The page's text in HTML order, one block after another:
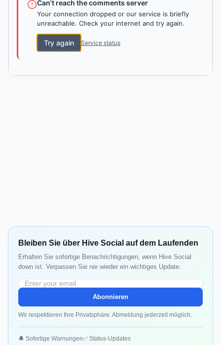
Can't reach the comments server
Your connection dropped or our service is briefly
unreachable. Check your internet and try again.
Try again Service status
Bleiben Sie über Hive Social auf dem Laufenden
Erhalten Sie sofortige Benachrichtigungen, wenn Hive Social
down ist. Verpassen Sie nie wieder ein wichtiges Update.
Abonnieren
Wir respektieren Ihre Privatsphäre. Abmeldung jederzeit möglich.
🔔 Sofortige Warnungen✅ Status-Updates